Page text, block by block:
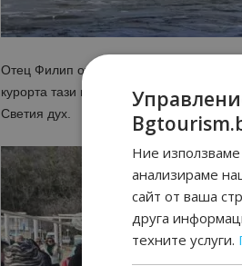
Отец Филип от храм “Св. Успение
курорта тази година хвърлиха три
Светия дух.
Ние
анализираме
сайт от ваша
друга
техните услуги.